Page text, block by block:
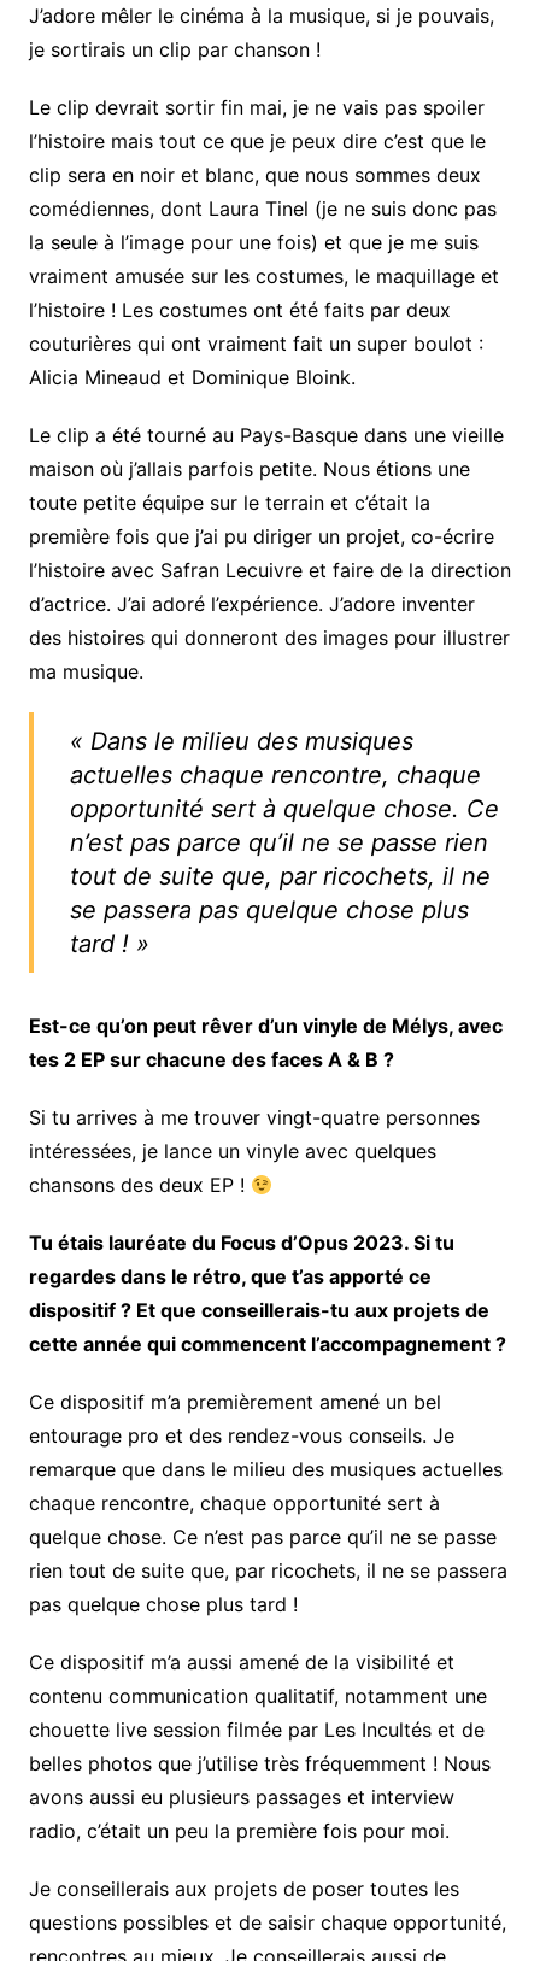
J’adore mêler le cinéma à la musique, si je pouvais,
je sortirais un clip par chanson !
Le clip devrait sortir fin mai, je ne vais pas spoiler
l’histoire mais tout ce que je peux dire c’est que le
clip sera en noir et blanc, que nous sommes deux
comédiennes, dont Laura Tinel (je ne suis donc pas
la seule à l’image pour une fois) et que je me suis
vraiment amusée sur les costumes, le maquillage et
l’histoire ! Les costumes ont été faits par deux
couturières qui ont vraiment fait un super boulot :
Alicia Mineaud et Dominique Bloink.
Le clip a été tourné au Pays-Basque dans une vieille
maison où j’allais parfois petite. Nous étions une
toute petite équipe sur le terrain et c’était la
première fois que j’ai pu diriger un projet, co-écrire
l’histoire avec Safran Lecuivre et faire de la direction
d’actrice. J’ai adoré l’expérience. J’adore inventer
des histoires qui donneront des images pour illustrer
ma musique.
« Dans le milieu des musiques
actuelles chaque rencontre, chaque
opportunité sert à quelque chose. Ce
n’est pas parce qu’il ne se passe rien
tout de suite que, par ricochets, il ne
se passera pas quelque chose plus
tard ! »
Est-ce qu’on peut rêver d’un vinyle de Mélys, avec
tes 2 EP sur chacune des faces A & B ?
Si tu arrives à me trouver vingt-quatre personnes
intéressées, je lance un vinyle avec quelques
chansons des deux EP !
Tu étais lauréate du Focus d’Opus 2023. Si tu
regardes dans le rétro, que t’as apporté ce
dispositif ? Et que conseillerais-tu aux projets de
cette année qui commencent l’accompagnement ?
Ce dispositif m’a premièrement amené un bel
entourage pro et des rendez-vous conseils. Je
remarque que dans le milieu des musiques actuelles
chaque rencontre, chaque opportunité sert à
quelque chose. Ce n’est pas parce qu’il ne se passe
rien tout de suite que, par ricochets, il ne se passera
pas quelque chose plus tard !
Ce dispositif m’a aussi amené de la visibilité et
contenu communication qualitatif, notamment une
chouette live session filmée par Les Incultés et de
belles photos que j’utilise très fréquemment ! Nous
avons aussi eu plusieurs passages et interview
radio, c’était un peu la première fois pour moi.
Je conseillerais aux projets de poser toutes les
questions possibles et de saisir chaque opportunité,